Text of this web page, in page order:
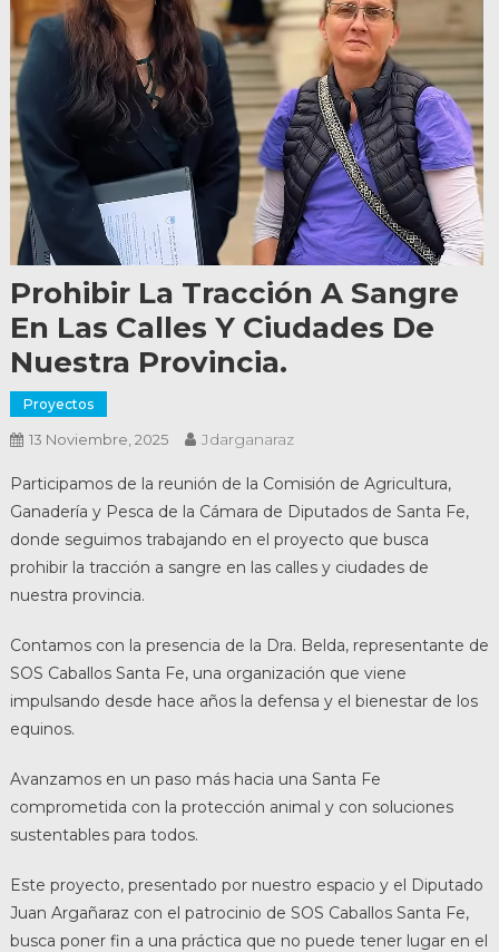
Prohibir La Tracción A Sangre
En Las Calles Y Ciudades De
Nuestra Provincia.
Proyectos
13 Noviembre, 2025 Jdarganaraz
Participamos de la reunión de la Comisión de Agricultura,
Ganadería y Pesca de la Cámara de Diputados de Santa Fe,
donde seguimos trabajando en el proyecto que busca
prohibir la tracción a sangre en las calles y ciudades de
nuestra provincia.
Contamos con la presencia de la Dra. Belda, representante de
SOS Caballos Santa Fe, una organización que viene
impulsando desde hace años la defensa y el bienestar de los
equinos.
Avanzamos en un paso más hacia una Santa Fe
comprometida con la protección animal y con soluciones
sustentables para todos.
Este proyecto, presentado por nuestro espacio y el Diputado
Juan Argañaraz con el patrocinio de SOS Caballos Santa Fe,
busca poner fin a una práctica que no puede tener lugar en el